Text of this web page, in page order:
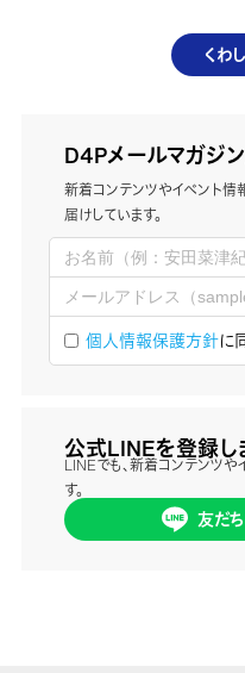
くわ
D4Pメールマガジ
新着コンテンツやイベント情
届けしています。
個人情報保護方針に
公式LINEを登録し
LINEでも、新着コンテンツ
す。
友だ